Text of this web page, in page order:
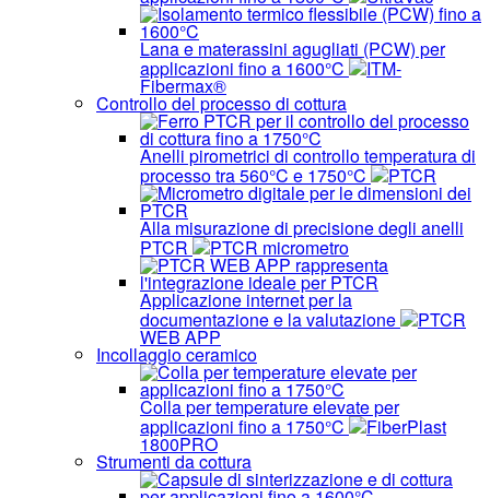
Lana e materassini agugliati (PCW) per
applicazioni fino a 1600°C ITM-
Fibermax®
Controllo del processo di cottura
Anelli pirometrici di controllo temperatura di
processo tra 560°C e 1750°C PTCR
Alla misurazione di precisione degli anelli
PTCR PTCR micrometro
Applicazione internet per la
documentazione e la valutazione PTCR
WEB APP
Incollaggio ceramico
Colla per temperature elevate per
applicazioni fino a 1750°C FiberPlast
1800PRO
Strumenti da cottura